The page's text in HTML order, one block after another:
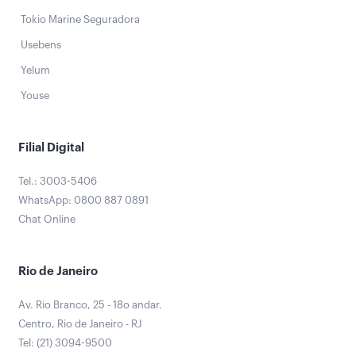
Tokio Marine Seguradora
Usebens
Yelum
Youse
Filial Digital
Tel.: 3003-5406
WhatsApp: 0800 887 0891
Chat Online
Rio de Janeiro
Av. Rio Branco, 25 - 18o andar.
Centro, Rio de Janeiro - RJ
Tel: (21) 3094-9500